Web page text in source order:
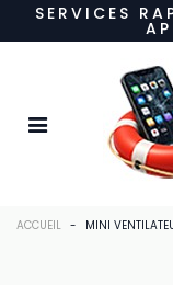
SERVICES
ACCUEIL - MINI